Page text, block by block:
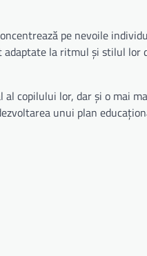
pe nevoile
adaptate la ritmul și stilul lor
copilului lor, dar și o mai
unui plan